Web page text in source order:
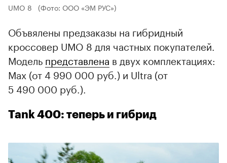
UMO 8 (Фото: ООО «ЭМ РУС»)
Объвялены предзаказы на гибридный
кроссовер UMO 8 для частных покупателей.
Модель представлена в двух комплектациях:
Max (от 4 990 000 руб.) и Ultra (от
5 490 000 руб.).
Tank 400: теперь и гибрид